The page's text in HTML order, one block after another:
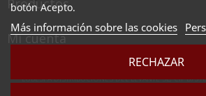
Mi cuenta
botón Acepto.
Más información sobre las cookies
RECHAZAR
LUBESPA DISTRIBUCIONES DEL LEVANTE SL, CIF